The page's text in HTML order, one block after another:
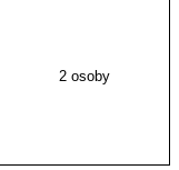
2 osoby